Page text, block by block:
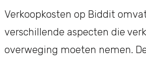
Verkoopkosten op Biddit
verschillende aspecten die
overweging moeten nemen.